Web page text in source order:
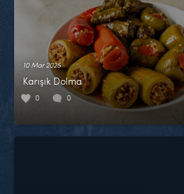
10 Mar 2025
Karışık Dolma
0 0